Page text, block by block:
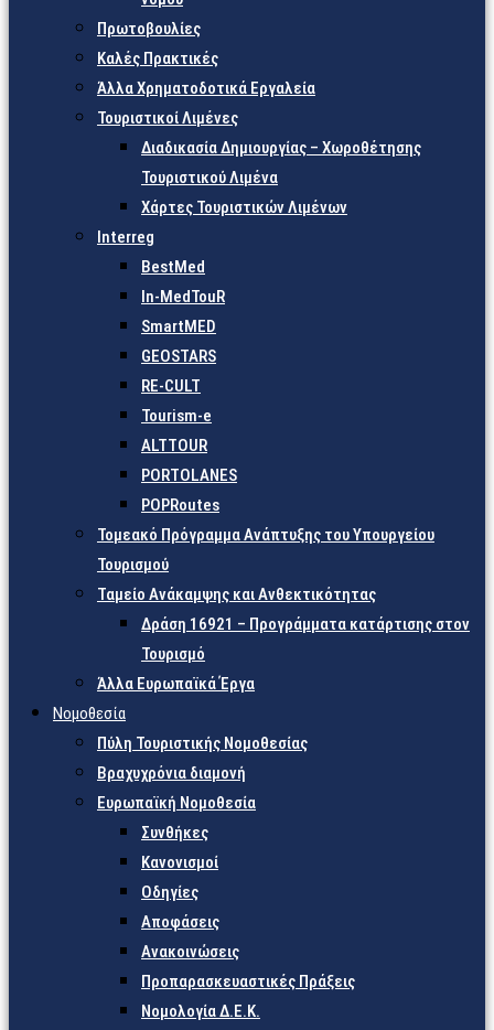
Πρωτοβουλίες
Καλές Πρακτικές
Άλλα Χρηματοδοτικά Εργαλεία
Τουριστικοί Λιμένες
Διαδικασία Δημιουργίας – Χωροθέτησης
Τουριστικού Λιμένα
Χάρτες Τουριστικών Λιμένων
Interreg
BestMed
In-MedTouR
SmartMED
GEOSTARS
RE-CULT
Tourism-e
ALTTOUR
PORTOLANES
POPRoutes
Τομεακό Πρόγραμμα Ανάπτυξης του Υπουργείου
Τουρισμού
Ταμείο Ανάκαμψης και Ανθεκτικότητας
Δράση 16921 – Προγράμματα κατάρτισης στον
Τουρισμό
Άλλα Ευρωπαϊκά Έργα
Νομοθεσία
Πύλη Τουριστικής Νομοθεσίας
Βραχυχρόνια διαμονή
Ευρωπαϊκή Νομοθεσία
Συνθήκες
Κανονισμοί
Οδηγίες
Αποφάσεις
Ανακοινώσεις
Προπαρασκευαστικές Πράξεις
Νομολογία Δ.Ε.Κ.